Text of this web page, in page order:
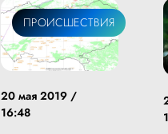
ПРОИСШЕСТВИЯ
20 мая 2019 /
16:48